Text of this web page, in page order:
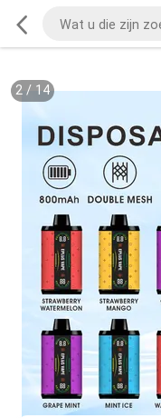
2/ 14